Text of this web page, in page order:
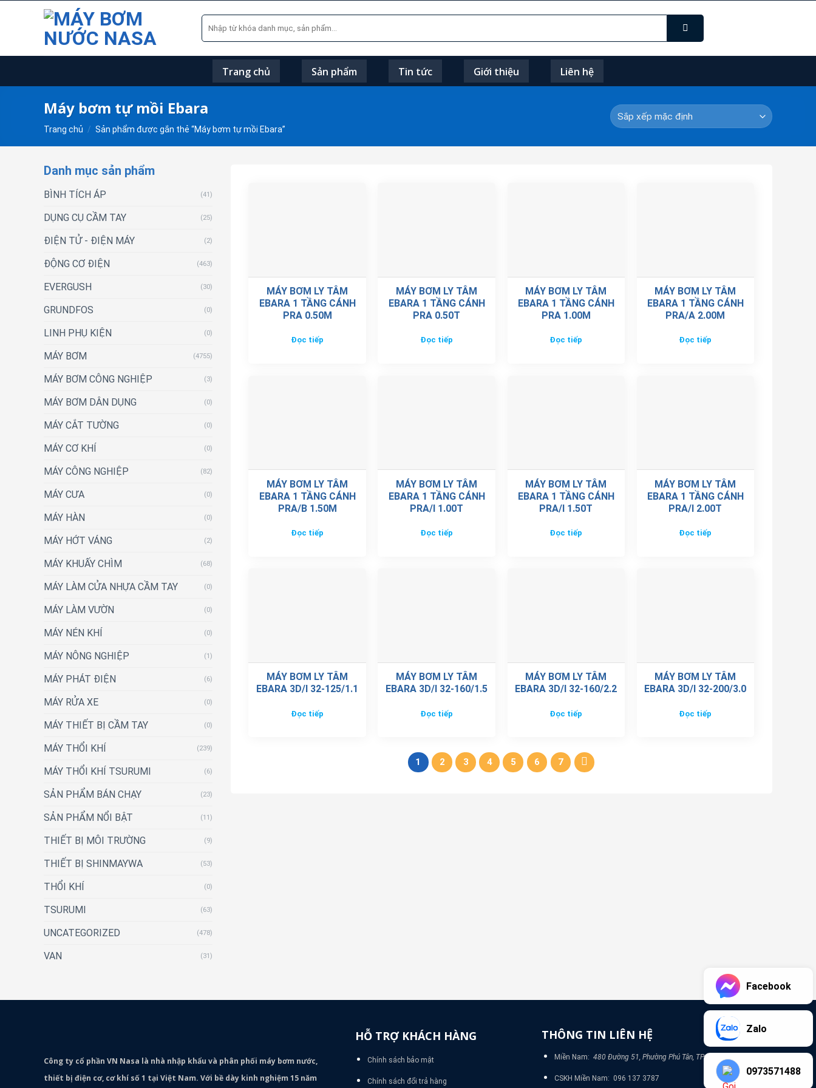
Tìm
kiếm:
Trang chủ Sản phẩm Tin tức Giới thiệu Liên hệ
Máy bơm tự mồi Ebara
Trang chủ / Sản phẩm được gắn thẻ “Máy bơm tự mồi Ebara”
Danh mục sản phẩm
BÌNH TÍCH ÁP (41)
DỤNG CỤ CẦM TAY (25)
ĐIỆN TỬ - ĐIỆN MÁY (2)
ĐỘNG CƠ ĐIỆN (463)
EVERGUSH (30)
GRUNDFOS (0)
LINH PHỤ KIỆN (0)
MÁY BƠM (4755)
MÁY BƠM CÔNG NGHIỆP (3)
MÁY BƠM DÂN DỤNG (0)
MÁY CẮT TƯỜNG (0)
MÁY CƠ KHÍ (0)
MÁY CÔNG NGHIỆP (82)
MÁY CƯA (0)
MÁY HÀN (0)
MÁY HỚT VÁNG (2)
MÁY KHUẤY CHÌM (68)
MÁY LÀM CỬA NHỰA CẦM TAY (0)
MÁY LÀM VƯỜN (0)
MÁY NÉN KHÍ (0)
MÁY NÔNG NGHIỆP (1)
MÁY PHÁT ĐIỆN (6)
MÁY RỬA XE (0)
MÁY THIẾT BỊ CẦM TAY (0)
MÁY THỔI KHÍ (239)
MÁY THỔI KHÍ TSURUMI (6)
SẢN PHẨM BÁN CHẠY (23)
SẢN PHẨM NỔI BẬT (11)
THIẾT BỊ MÔI TRƯỜNG (9)
THIẾT BỊ SHINMAYWA (53)
THỔI KHÍ (0)
TSURUMI (63)
UNCATEGORIZED (478)
VAN (31)
MÁY BƠM LY TÂM
EBARA 1 TẦNG CÁNH
PRA 0.50M
Đọc tiếp
MÁY BƠM LY TÂM
EBARA 1 TẦNG CÁNH
PRA 0.50T
Đọc tiếp
MÁY BƠM LY TÂM
EBARA 1 TẦNG CÁNH
PRA 1.00M
Đọc tiếp
MÁY BƠM LY TÂM
EBARA 1 TẦNG CÁNH
PRA/A 2.00M
Đọc tiếp
MÁY BƠM LY TÂM
EBARA 1 TẦNG CÁNH
PRA/B 1.50M
Đọc tiếp
MÁY BƠM LY TÂM
EBARA 1 TẦNG CÁNH
PRA/I 1.00T
Đọc tiếp
MÁY BƠM LY TÂM
EBARA 1 TẦNG CÁNH
PRA/I 1.50T
Đọc tiếp
MÁY BƠM LY TÂM
EBARA 1 TẦNG CÁNH
PRA/I 2.00T
Đọc tiếp
MÁY BƠM LY TÂM
EBARA 3D/I 32-125/1.1
Đọc tiếp
MÁY BƠM LY TÂM
EBARA 3D/I 32-160/1.5
Đọc tiếp
MÁY BƠM LY TÂM
EBARA 3D/I 32-160/2.2
Đọc tiếp
MÁY BƠM LY TÂM
EBARA 3D/I 32-200/3.0
Đọc tiếp
1 2 3 4 5 6 7
Công ty cổ phần VN Nasa là nhà nhập khẩu và phân phối máy bơm nước,
thiết bị điện cơ, cơ khí số 1 tại Việt Nam. Với bề dày kinh nghiệm 15 năm
HỖ TRỢ KHÁCH HÀNG
Chính sách bảo mật
Chính sách đổi trả hàng
THÔNG TIN LIÊN HỆ
Miền Nam: 480 Đường 51, Phường Phú Tân, TP Bình Dương
CSKH Miền Nam: 096 137 3787
Facebook
Zalo
0973571488